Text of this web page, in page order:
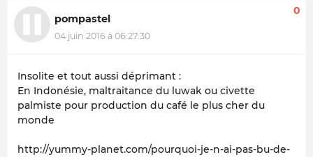
pompastel
04 juin 2016 à 06:27:30
0
Insolite et tout aussi déprimant :
En Indonésie, maltraitance du luwak ou civette
palmiste pour production du café le plus cher du
monde
http://yummy-planet.com/pourquoi-je-n-ai-pas-bu-de-